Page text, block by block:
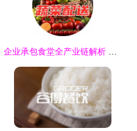
企业承包食堂全产业链解析 从黄页名录到供应商资源的整合平台